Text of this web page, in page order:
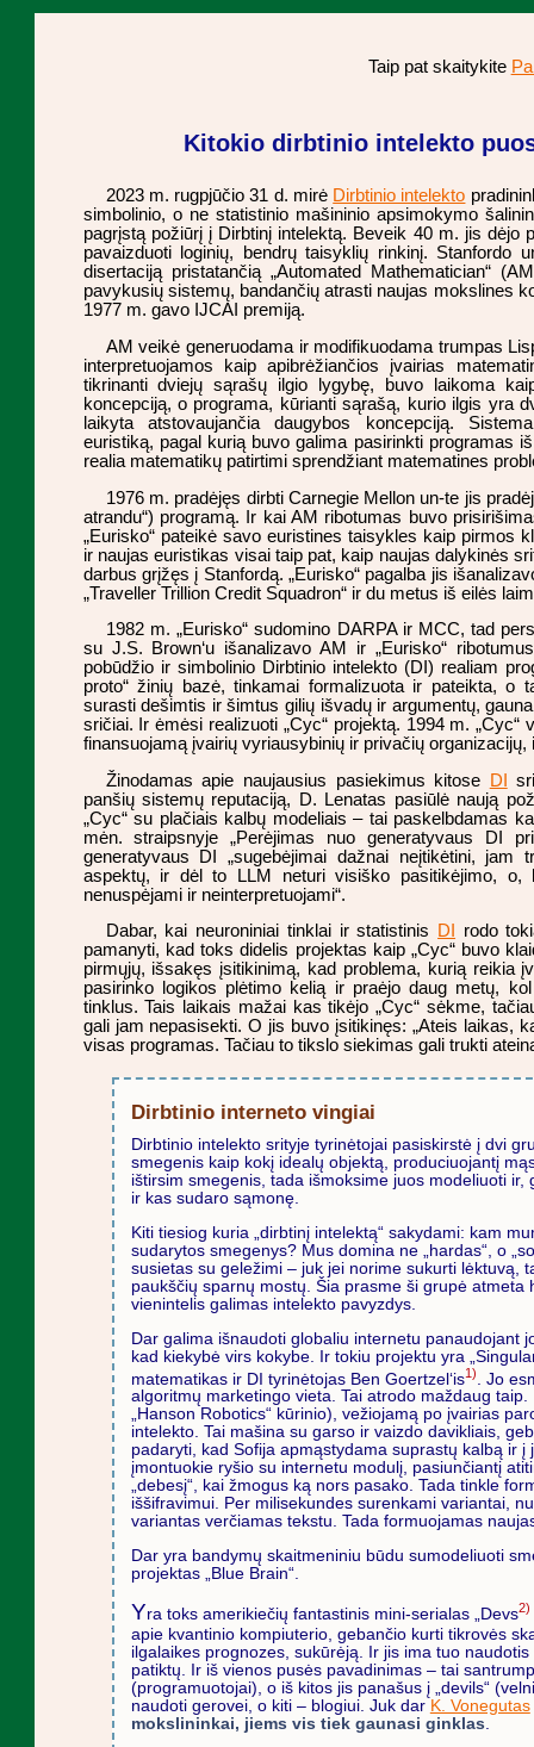
Taip pat skaitykite
Kitokio dirbtinio intelekto
2023 m. rugpjūčio 31 d. mirė Dirbtinio intelekto
simbolinio, o ne statistinio mašininio apsimokymo
pagrįstą požiūrį į Dirbtinį intelektą. Beveik 40 m. jis dėjo
pavaizduoti loginių, bendrų taisyklių rinkinį. Stanfordo
disertaciją pristatančią „Automated Mathematician“
pavykusių sistemų, bandančių atrasti naujas mokslines
1977 m. gavo IJCAI premiją.
AM veikė generuodama ir modifikuodama trumpas
interpretuojamos kaip apibrėžiančios įvairias
tikrinanti dviejų sąrašų ilgio lygybę, buvo laikoma
koncepciją, o programa, kūrianti sąrašą, kurio ilgis yra
laikyta atstovaujančia daugybos koncepciją.
euristiką, pagal kurią buvo galima pasirinkti programas
realia matematikų patirtimi sprendžiant matematines
1976 m. pradėjęs dirbti Carnegie Mellon un-te jis
atrandu“) programą. Ir kai AM ribotumas buvo
„Eurisko“ pateikė savo euristines taisykles kaip pirmos
ir naujas euristikas visai taip pat, kaip naujas dalykinės
darbus grįžęs į Stanfordą. „Eurisko“ pagalba jis
„Traveller Trillion Credit Squadron“ ir du metus iš eilės
1982 m. „Eurisko“ sudomino DARPA ir MCC, tad
su J.S. Brown‘u išanalizavo AM ir „Eurisko“
pobūdžio ir simbolinio Dirbtinio intelekto (DI) realiam
proto“ žinių bazė, tinkamai formalizuota ir pateikta, o
surasti dešimtis ir šimtus gilių išvadų ir argumentų,
sričiai. Ir ėmėsi realizuoti „Cyc“ projektą. 1994 m. „Cyc“
finansuojamą įvairių vyriausybinių ir privačių
Žinodamas apie naujausius pasiekimus kitose
DI
panšių sistemų reputaciją, D. Lenatas pasiūlė naują
„Cyc“ su plačiais kalbų modeliais – tai paskelbdamas
mėn. straipsnyje „Perėjimas nuo generatyvaus DI
generatyvaus DI „sugebėjimai dažnai neįtikėtini, jam
aspektų, ir dėl to LLM neturi visiško pasitikėjimo, o,
nenuspėjami ir neinterpretuojami“.
Dabar, kai neuroniniai tinklai ir statistinis
DI
rodo
pamanyti, kad toks didelis projektas kaip „Cyc“ buvo
pirmųjų, išsakęs įsitikinimą, kad problema, kurią reikia
pasirinko logikos plėtimo kelią ir praėjo daug metų,
tinklus. Tais laikais mažai kas tikėjo „Cyc“ sėkme,
gali jam nepasisekti. O jis buvo įsitikinęs: „Ateis laikas,
visas programas. Tačiau to tikslo siekimas gali trukti
Dirbtinio interneto vingiai
Dirbtinio intelekto srityje tyrinėtojai pasiskirstė į dvi
smegenis kaip kokį idealų objektą, produciuojantį
ištirsim smegenis, tada išmoksime juos modeliuoti
ir kas sudaro sąmonę.
Kiti tiesiog kuria „dirbtinį intelektą“ sakydami: kam
sudarytos smegenys? Mus domina ne „hardas“, o
susietas su geležimi – juk jei norime sukurti lėktuvą,
paukščių sparnų mostų. Šia prasme ši grupė atmeta
vienintelis galimas intelekto pavyzdys.
Dar galima išnaudoti globaliu internetu panaudojant
kad kiekybė virs kokybe. Ir tokiu projektu yra
matematikas ir DI tyrinėtojas Ben Goertzel‘is1)
. Jo
algoritmų marketingo vieta. Tai atrodo maždaug
„Hanson Robotics“ kūrinio), vežiojamą po įvairias
intelekto. Tai mašina su garso ir vaizdo davikliais,
padaryti, kad Sofija apmąstydama suprastų kalbą ir į
įmontuokie ryšio su internetu modulį, pasiunčiantį
„debesį“, kai žmogus ką nors pasako. Tada tinkle
iššifravimui. Per milisekundes surenkami variantai,
variantas verčiamas tekstu. Tada formuojamas
Dar yra bandymų skaitmeniniu būdu sumodeliuoti
projektas „Blue Brain“.
Yra toks amerikiečių fantastinis mini-serialas „Devs2)
apie kvantinio kompiuterio, gebančio kurti tikrovės
ilgalaikes prognozes, sukūrėją. Ir jis ima tuo
patiktų. Ir iš vienos pusės pavadinimas – tai
(programuotojai), o iš kitos jis panašus į „devils“
naudoti gerovei, o kiti – blogiui. Juk dar K. Vonegutas
mokslininkai, jiems vis tiek gaunasi ginklas.